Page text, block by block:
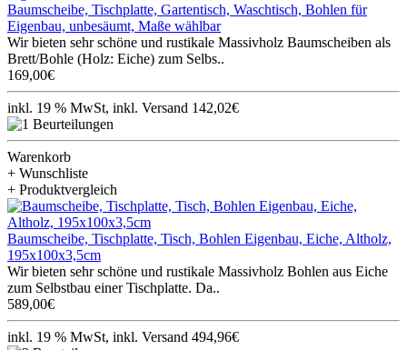
Baumscheibe, Tischplatte, Gartentisch, Waschtisch, Bohlen für
Eigenbau, unbesäumt, Maße wählbar
Wir bieten sehr schöne und rustikale Massivholz Baumscheiben als
Brett/Bohle (Holz: Eiche) zum Selbs..
169,00€
inkl. 19 % MwSt, inkl. Versand 142,02€
Warenkorb
+ Wunschliste
+ Produktvergleich
Baumscheibe, Tischplatte, Tisch, Bohlen Eigenbau, Eiche, Altholz,
195x100x3,5cm
Wir bieten sehr schöne und rustikale Massivholz Bohlen aus Eiche
zum Selbstbau einer Tischplatte. Da..
589,00€
inkl. 19 % MwSt, inkl. Versand 494,96€